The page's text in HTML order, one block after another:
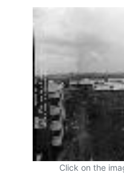
Click on the